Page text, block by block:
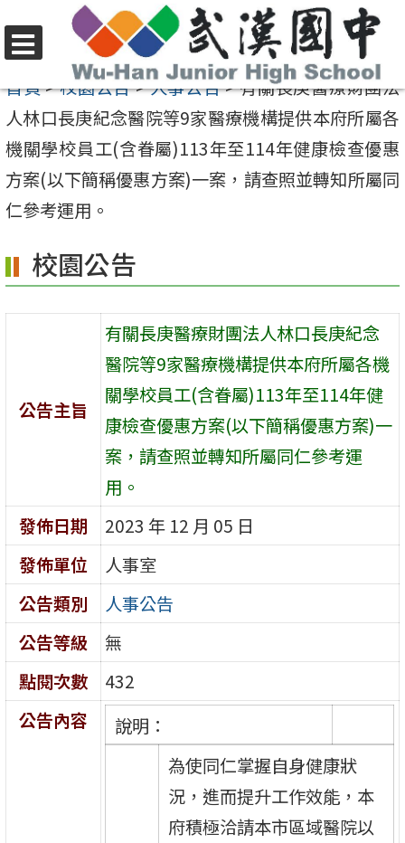
至
要
內
容
區
選
單
首頁>校園公告>人事公告>有關長庚醫療財團法
人林口長庚紀念醫院等9家醫療機構提供本府所屬各
機關學校員工(含眷屬)113年至114年健康檢查優惠
方案(以下簡稱優惠方案)一案，請查照並轉知所屬同
仁參考運用。
校園公告
公告主旨
有關長庚醫療財團法人林口長庚紀念
醫院等9家醫療機構提供本府所屬各機
關學校員工(含眷屬)113年至114年健
康檢查優惠方案(以下簡稱優惠方案)一
案，請查照並轉知所屬同仁參考運
用。
發佈日期
2023 年 12 月 05 日
發佈單位
人事室
公告類別
人事公告
公告等級
無
點閱次數
432
公告內容
說明：
為使同仁掌握自身健康狀
況，進而提升工作效能，本
府積極洽請本市區域醫院以